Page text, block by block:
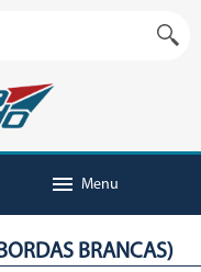
menu Menu
BRANCAS)